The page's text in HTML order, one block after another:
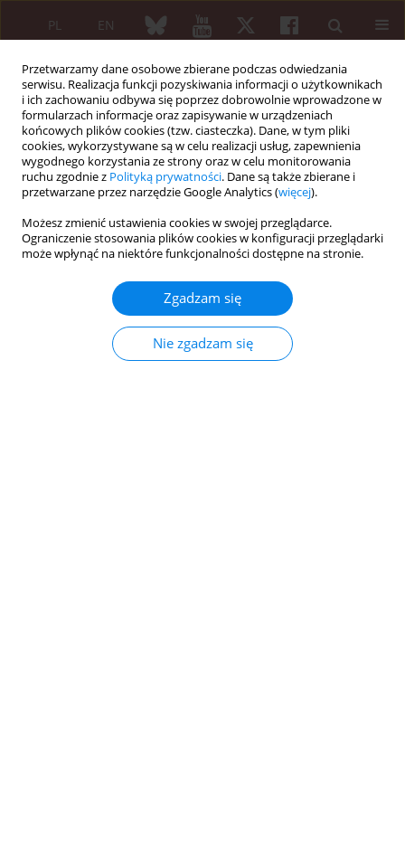
Przetwarzamy dane osobowe zbierane podczas odwiedzania
serwisu. Realizacja funkcji pozyskiwania informacji o użytkownikach
i ich zachowaniu odbywa się poprzez dobrowolnie wprowadzone w
formularzach informacje oraz zapisywanie w urządzeniach
końcowych plików cookies (tzw. ciasteczka). Dane, w tym pliki
cookies, wykorzystywane są w celu realizacji usług, zapewnienia
wygodnego korzystania ze strony oraz w celu monitorowania
ruchu zgodnie z Polityką prywatności. Dane są także zbierane i
przetwarzane przez narzędzie Google Analytics (więcej).
Możesz zmienić ustawienia cookies w swojej przeglądarce.
Ograniczenie stosowania plików cookies w konfiguracji przeglądarki
może wpłynąć na niektóre funkcjonalności dostępne na stronie.
Zgadzam się
Nie zgadzam się
EN
PL
AutorAlexander Tobisch
OPIS PRZYPADKU
Stubborn rectal prolapse in systemic sclerosis
Alexander Tobisch,Gero Puhl,Ina Kötter
Reumatologia 2017;55(2):100-103
https://doi.org/10.5114/reum.2017.67606
Artykuł(PDF)